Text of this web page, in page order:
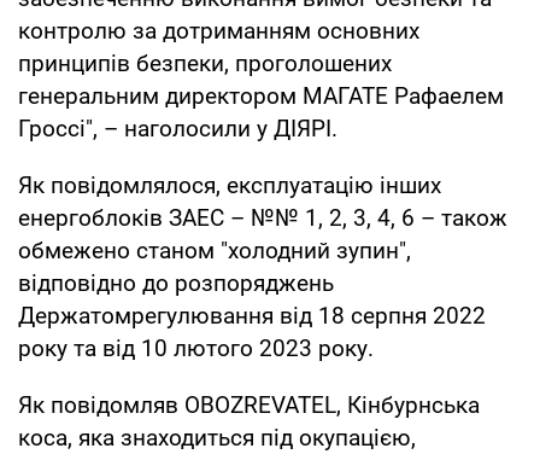
контролю за дотриманням основних
принципів безпеки, проголошених
генеральним директором МАГАТЕ Рафаелем
Гроссі", – наголосили у ДІЯРІ.
Як повідомлялося, експлуатацію інших
енергоблоків ЗАЕС – №№ 1, 2, 3, 4, 6 – також
обмежено станом "холодний зупин",
відповідно до розпоряджень
Держатомрегулювання від 18 серпня 2022
року та від 10 лютого 2023 року.
Як повідомляв OBOZREVATEL, Кінбурнська
коса, яка знаходиться під окупацією,